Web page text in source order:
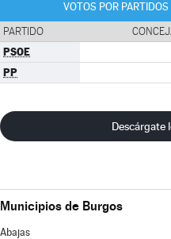
VOTOS POR
PARTIDO
PSOE
PP
Descárgate
Municipios de Burgos
Abajas